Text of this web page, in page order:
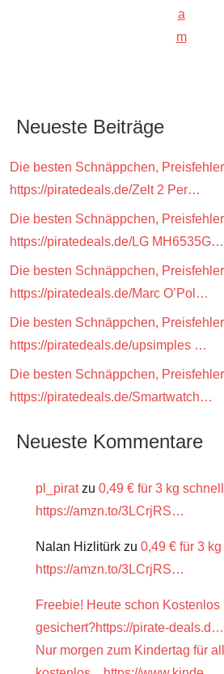
a
m
Neueste Beiträge
Die besten Schnäppchen,
https://piratedeals.de/Zelt 2 Per…
Die besten Schnäppchen,
https://piratedeals.de/LG MH6535G…
Die besten Schnäppchen,
https://piratedeals.de/Marc O’Pol…
Die besten Schnäppchen,
https://piratedeals.de/upsimples …
Die besten Schnäppchen,
https://piratedeals.de/Smartwatch…
Neueste Kommentare
pl_piratzu 0,49 € für 3 kg
https://amzn.to/3LCrjRS…
Nalan Hizlitürk zu 0,49 € für 3
https://amzn.to/3LCrjRS…
Freebie! Heute schon
gesichert?https://pirate-
Nur morgen zum Kindertag für